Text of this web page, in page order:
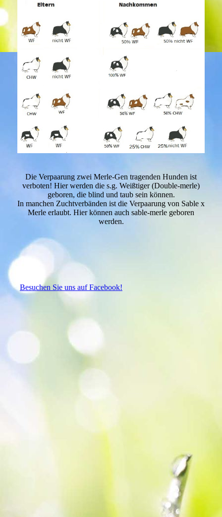
Die Verpaarung zwei Merle-Gen tragenden Hunden ist
verboten! Hier werden die s.g. Weißtiger (Double-merle)
geboren, die blind und taub sein können.
In manchen Zuchtverbänden ist die Verpaarung von Sable x
Merle erlaubt. Hier können auch sable-merle geboren
werden.
Besuchen Sie uns auf Facebook!